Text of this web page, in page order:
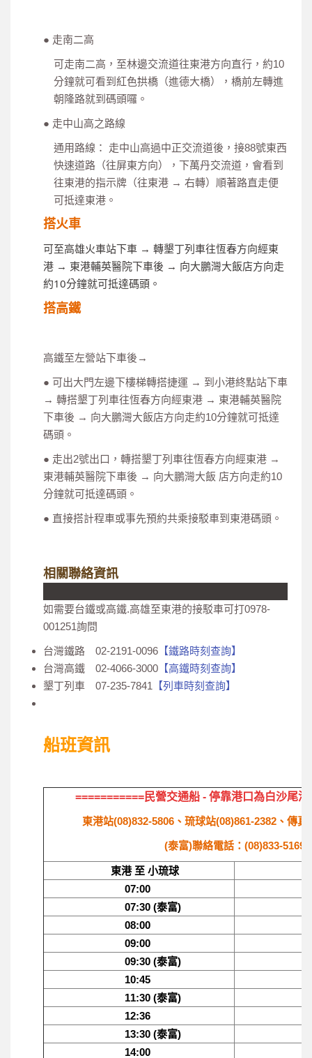
● 走南二高
可走南二高，至林邊交流道往東港方向直行，約10
分鐘就可看到紅色拱橋（進德大橋），橋前左轉進
朝隆路就到碼頭囉。
● 走中山高之路線
通用路線： 走中山高過中正交流道後，接88號東西
快速道路（往屏東方向），下萬丹交流道，會看到
往東港的指示牌（往東港 → 右轉）順著路直走便
可抵達東港。
搭火車
可至高雄火車站下車 → 轉墾丁列車往恆春方向經東
港 → 東港輔英醫院下車後 → 向大鵬灣大飯店方向走
約10分鐘就可抵達碼頭。
搭高鐵
高鐵至左營站下車後→
● 可出大門左邊下樓梯轉搭捷運 → 到小港終點站下車
→ 轉搭墾丁列車往恆春方向經東港 → 東港輔英醫院
下車後 → 向大鵬灣大飯店方向走約10分鐘就可抵達
碼頭。
● 走出2號出口，轉搭墾丁列車往恆春方向經東港 →
東港輔英醫院下車後 → 向大鵬灣大飯 店方向走約10
分鐘就可抵達碼頭。
● 直接搭計程車或事先預約共乘接駁車到東港碼頭。
相關聯絡資訊
如需要台鐵或高鐵.高雄至東港的接駁車可打0978-
001251詢問
台灣鐵路 02-2191-0096 【鐵路時刻查詢】
台灣高鐵 02-4066-3000 【高鐵時刻查詢】
墾丁列車 07-235-7841
【列車時刻查詢】
船班資訊
===========民營交通船 - 停靠港口為白沙尾港
東港站(08)832-5806、琉球站(08)861-2382、傳真
(泰富)聯絡電話：(08)833-5169
東港 至 小琉球
07:00
07:30 (泰富)
08:00
09:00
09:30 (泰富)
10:45
11:30 (泰富)
12:36
13:30 (泰富)
14:00